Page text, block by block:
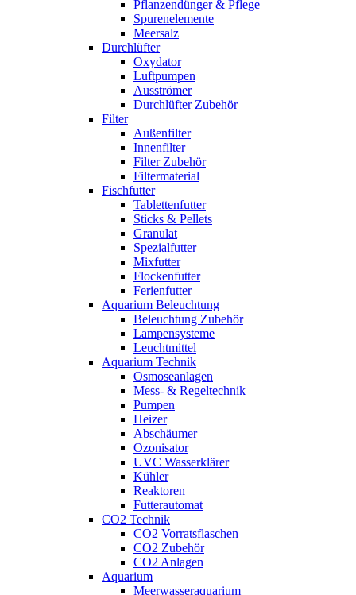
Pflanzendünger & Pflege
Spurenelemente
Meersalz
Durchlüfter
Oxydator
Luftpumpen
Ausströmer
Durchlüfter Zubehör
Filter
Außenfilter
Innenfilter
Filter Zubehör
Filtermaterial
Fischfutter
Tablettenfutter
Sticks & Pellets
Granulat
Spezialfutter
Mixfutter
Flockenfutter
Ferienfutter
Aquarium Beleuchtung
Beleuchtung Zubehör
Lampensysteme
Leuchtmittel
Aquarium Technik
Osmoseanlagen
Mess- & Regeltechnik
Pumpen
Heizer
Abschäumer
Ozonisator
UVC Wasserklärer
Kühler
Reaktoren
Futterautomat
CO2 Technik
CO2 Vorratsflaschen
CO2 Zubehör
CO2 Anlagen
Aquarium
Meerwasseraquarium